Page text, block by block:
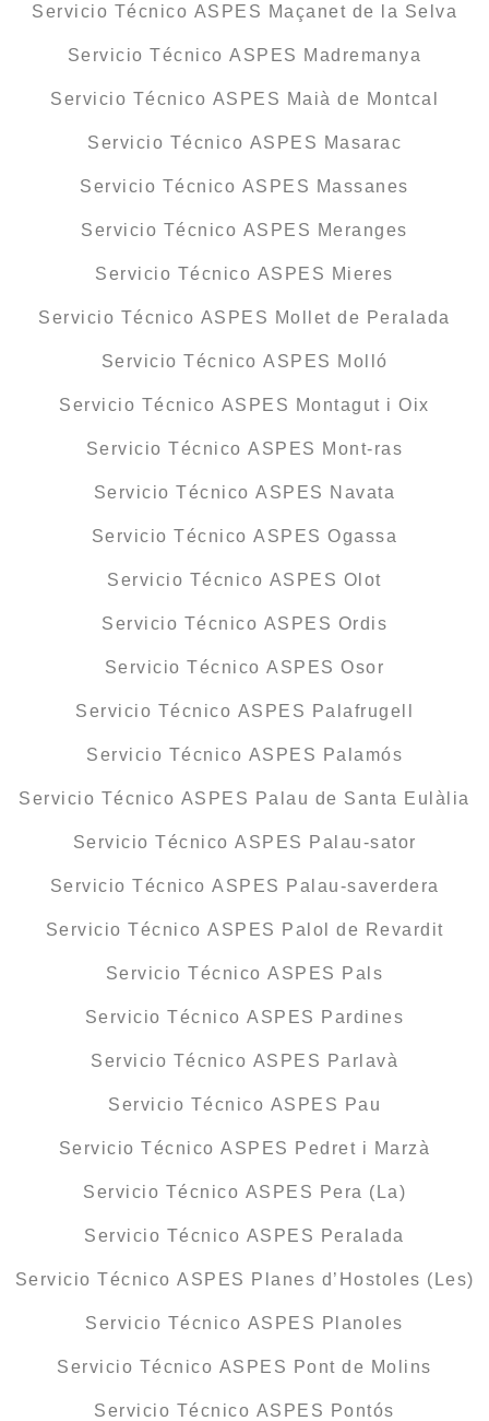
Servicio Técnico ASPES Maçanet de la Selva
Servicio Técnico ASPES Madremanya
Servicio Técnico ASPES Maià de Montcal
Servicio Técnico ASPES Masarac
Servicio Técnico ASPES Massanes
Servicio Técnico ASPES Meranges
Servicio Técnico ASPES Mieres
Servicio Técnico ASPES Mollet de Peralada
Servicio Técnico ASPES Molló
Servicio Técnico ASPES Montagut i Oix
Servicio Técnico ASPES Mont-ras
Servicio Técnico ASPES Navata
Servicio Técnico ASPES Ogassa
Servicio Técnico ASPES Olot
Servicio Técnico ASPES Ordis
Servicio Técnico ASPES Osor
Servicio Técnico ASPES Palafrugell
Servicio Técnico ASPES Palamós
Servicio Técnico ASPES Palau de Santa Eulàlia
Servicio Técnico ASPES Palau-sator
Servicio Técnico ASPES Palau-saverdera
Servicio Técnico ASPES Palol de Revardit
Servicio Técnico ASPES Pals
Servicio Técnico ASPES Pardines
Servicio Técnico ASPES Parlavà
Servicio Técnico ASPES Pau
Servicio Técnico ASPES Pedret i Marzà
Servicio Técnico ASPES Pera (La)
Servicio Técnico ASPES Peralada
Servicio Técnico ASPES Planes d’Hostoles (Les)
Servicio Técnico ASPES Planoles
Servicio Técnico ASPES Pont de Molins
Servicio Técnico ASPES Pontós